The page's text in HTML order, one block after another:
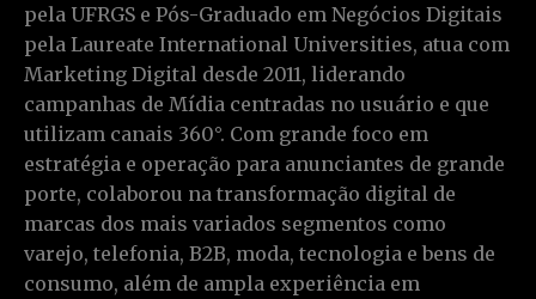
pela UFRGS e Pós-Graduado em Negócios Digitais
pela Laureate International Universities, atua com
Marketing Digital desde 2011, liderando
campanhas de Mídia centradas no usuário e que
utilizam canais 360°. Com grande foco em
estratégia e operação para anunciantes de grande
porte, colaborou na transformação digital de
marcas dos mais variados segmentos como
varejo, telefonia, B2B, moda, tecnologia e bens de
consumo, além de ampla experiência em